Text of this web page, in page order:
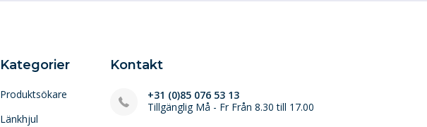
Kategorier
Produktsökare
Länkhjul
Kontakt
+31 (0)85 076 53 13
Tillgänglig Må - Fr Från 8.30 till 17.00